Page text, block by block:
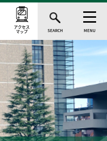
アクセス
マップ SEARCH MENU